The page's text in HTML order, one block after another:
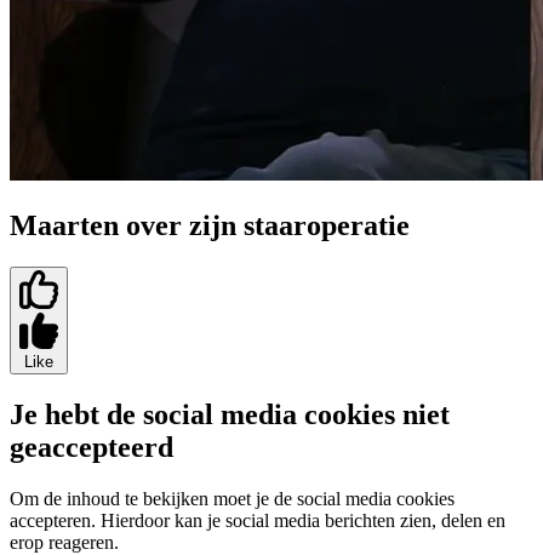
Maarten over zijn staaroperatie
Like
Je hebt de social media cookies niet
geaccepteerd
Om de inhoud te bekijken moet je de social media cookies
accepteren. Hierdoor kan je social media berichten zien, delen en
erop reageren.